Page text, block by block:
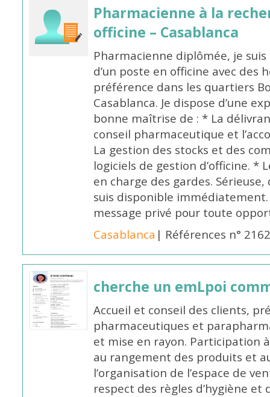
Pharmacienne à la
officine – Casablanca
Pharmacienne diplômée, je
d’un poste en officine avec des
préférence dans les quartiers
Casablanca. Je dispose d’une
bonne maîtrise de : * La
conseil pharmaceutique et
La gestion des stocks et des
logiciels de gestion d’officine. *
en charge des gardes.
suis disponible
message privé pour toute
Casablanca | Références n°
cherche un emLpoi
Accueil et conseil des clients,
pharmaceutiques et
et mise en rayon. Participation
au rangement des produits et
l’organisation de l’espace de
respect des règles d’hygiène et